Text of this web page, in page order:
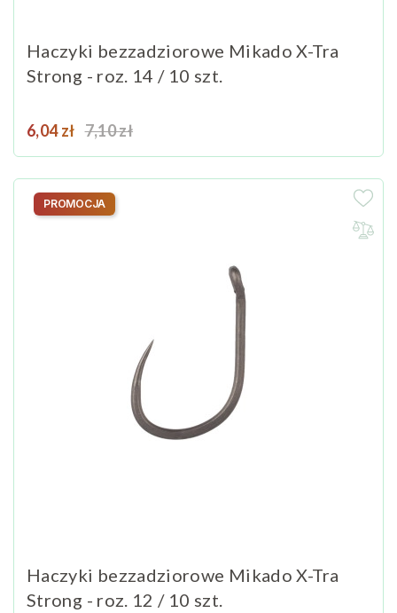
Haczyki bezzadziorowe Mikado X-Tra
Strong - roz. 14 / 10 szt.
Cena
6,04 zł Cena podstawowa
7,10 zł
Haczyki bezzadziorowe Mikado X-Tra
Strong - roz. 12 / 10 szt.
PROMOCJA